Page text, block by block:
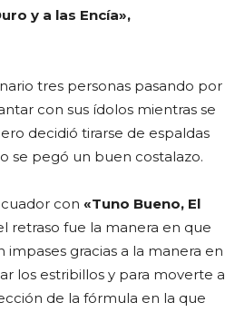
y a las Encía»,
tres personas pasando por
con sus ídolos mientras se
decidió tirarse de espaldas
se pegó un buen costalazo.
con «Tuno Bueno, El
retraso fue la manera en que
gracias a la manera en
los estribillos y para moverte a
de la fórmula en la que